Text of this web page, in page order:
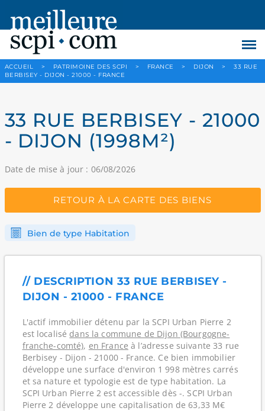
ACCUEIL > PATRIMOINE DES SCPI > FRANCE > DIJON >
33 RUE
BERBISEY - DIJON - 21000 - FRANCE
33 RUE BERBISEY - 21000
- DIJON (1998M²)
Date de mise à jour : 06/08/2026
RETOUR À LA CARTE DES BIENS
Bien de type Habitation
// DESCRIPTION 33 RUE BERBISEY -
DIJON - 21000 - FRANCE
L'actif immobilier détenu par la SCPI Urban Pierre 2
est localisé dans la commune de Dijon (Bourgogne-
franche-comté), en France à l’adresse suivante 33 rue
Berbisey - Dijon - 21000 - France. Ce bien immobilier
développe une surface d'environ 1 998 mètres carrés
et sa nature et typologie est de type habitation. La
SCPI Urban Pierre 2 est accessible dès -. SCPI Urban
Pierre 2 développe une capitalisation de 63,33 M€